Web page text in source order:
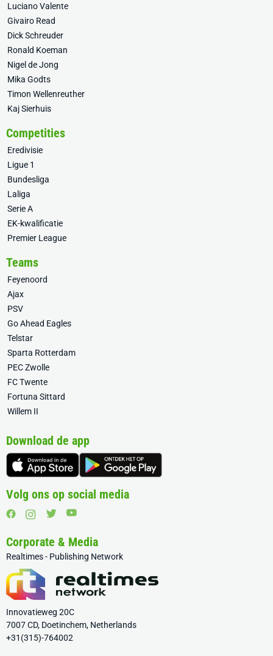
Luciano Valente
Givairo Read
Dick Schreuder
Ronald Koeman
Nigel de Jong
Mika Godts
Timon Wellenreuther
Kaj Sierhuis
Competities
Eredivisie
Ligue 1
Bundesliga
Laliga
Serie A
EK-kwalificatie
Premier League
Teams
Feyenoord
Ajax
PSV
Go Ahead Eagles
Telstar
Sparta Rotterdam
PEC Zwolle
FC Twente
Fortuna Sittard
Willem II
Download de app
Volg ons op social media
Corporate & Media
Realtimes - Publishing Network
Innovatieweg 20C
7007 CD, Doetinchem, Netherlands
+31(315)-764002